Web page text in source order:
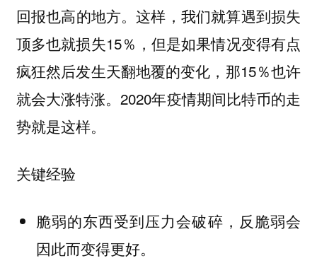
回报也高的地方。这样，我们就算遇到损失
顶多也就损失15％，但是如果情况变得有点
疯狂然后发生天翻地覆的变化，那15％也许
就会大涨特涨。2020年疫情期间比特币的走
势就是这样。
关键经验
脆弱的东西受到压力会破碎，反脆弱会
因此而变得更好。